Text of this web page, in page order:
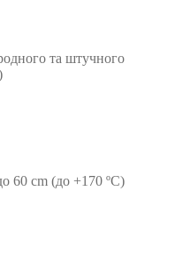
та штучного
60 cm (до +170 ºС)